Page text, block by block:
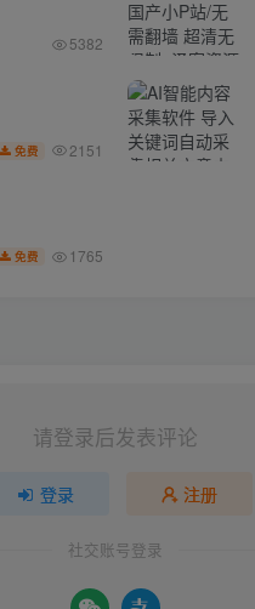
5382
免费 2151
免费 1765
请登录后发表评论
登录 注册
社交账号登录